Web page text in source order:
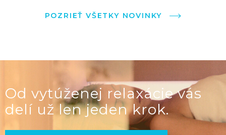
POZRIEŤ VŠETKY NOVINKY
Od vytúženej relaxácie vás
delí už len jeden krok.